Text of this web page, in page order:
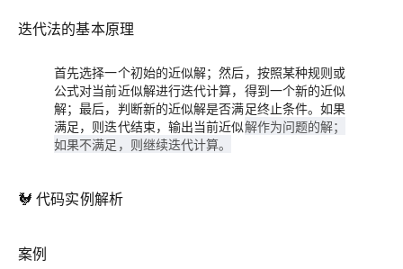
迭代法的基本原理
首先选择一个初始的近似解；然后，按照某种规则或
公式对当前近似解进行迭代计算，得到一个新的近似
解；最后，判断新的近似解是否满足终止条件。如果
满足，则迭代结束，输出当前近似解作为问题的解；
如果不满足，则继续迭代计算。
🐓 代码实例解析
案例